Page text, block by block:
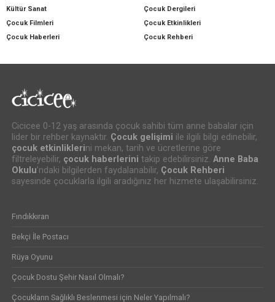
Kültür Sanat
Çocuk Dergileri
Çocuk Filmleri
Çocuk Etkinlikleri
Çocuk Haberleri
Çocuk Rehberi
Cicicee 0-12 yaş arasında çocuk sahibi tüm anne babalar için
lider bir rehber kaynaktır. Çocuk gelişimi ile ilgili bilgi edinebilir,
çocuk etkinliklerini mekan, tarih ve ücretlerine göre
filtreleyebilir, çocuk haberlerini takip edebilirsiniz. Anne Baba
Okulu’ndaki bilgilerden faydalanabilir, Çocuk Rehberi
sayesinde çocuklarla ilgili aradığınız her hizmete ulaşabilirsiniz.
Fındıkkıran
Bekçi İle Postacı
Rüya Oyunu
Çocuk Dostu Şehir Nasıl Olmalı?
Çocukların Sağlıklı Beslenmesi için Neler Yapılmalı?